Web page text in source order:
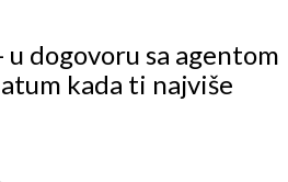
u dogovoru sa agentom
kada ti najviše